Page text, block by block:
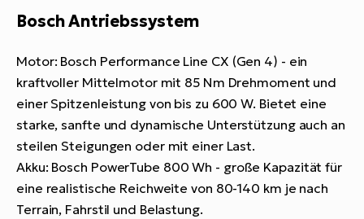
Bosch Antriebssystem
Motor: Bosch Performance Line CX (Gen 4) - ein
kraftvoller Mittelmotor mit 85 Nm Drehmoment und
einer Spitzenleistung von bis zu 600 W. Bietet eine
starke, sanfte und dynamische Unterstützung auch an
steilen Steigungen oder mit einer Last.
Akku: Bosch PowerTube 800 Wh - große Kapazität für
eine realistische Reichweite von 80-140 km je nach
Terrain, Fahrstil und Belastung.